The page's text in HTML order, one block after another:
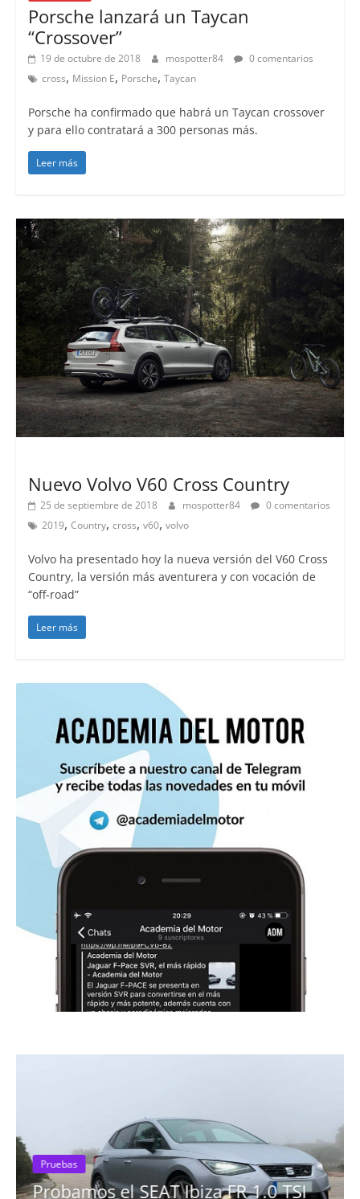
Porsche lanzará un Taycan
“Crossover”
19 de octubre de 2018 mospotter84
0 comentarios
cross, Mission E, Porsche, Taycan
Porsche ha confirmado que habrá un Taycan crossover
y para ello contratará a 300 personas más.
Leer más
Nuevo Volvo V60 Cross Country
25 de septiembre de 2018 mospotter84
0 comentarios
2019, Country, cross, v60, volvo
Volvo ha presentado hoy la nueva versión del V60 Cross
Country, la versión más aventurera y con vocación de
“off-road”
Leer más
FR 1.0 TSI